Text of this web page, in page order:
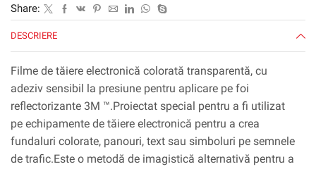
Share:
DESCRIERE
Filme de tăiere electronică colorată transparentă, cu
adeziv sensibil la presiune pentru aplicare pe foi
reflectorizante 3M ™.Proiectat special pentru a fi utilizat
pe echipamente de tăiere electronică pentru a crea
fundaluri colorate, panouri, text sau simboluri pe semnele
de trafic.Este o metodă de imagistică alternativă pentru a